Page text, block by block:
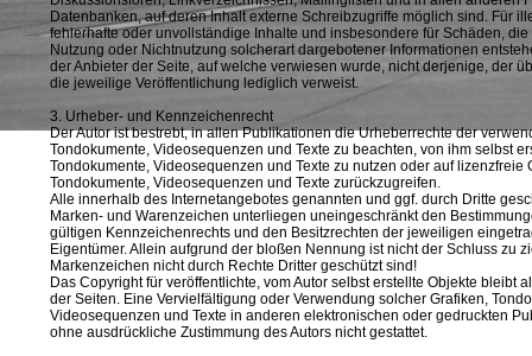
Datenbanken, auf deren Inhalt externe Schreibzugriffe möglich sind. Für
fehlerhafte oder unvollständige Inhalte und insbesondere für Schäden, die
Nutzung oder Nichtnutzung solcherart dargebotener Informationen
der Anbieter der Seite, auf welche verwiesen wurde, nicht derjenige, der
die jeweilige Veröffentlichung lediglich verweist.
3. Urheber- und Kennzeichenrecht
Der Autor ist bestrebt, in allen Publikationen die Urheberrechte der
Tondokumente, Videosequenzen und Texte zu beachten, von ihm selbst
Tondokumente, Videosequenzen und Texte zu nutzen oder auf lizenzfreie
Tondokumente, Videosequenzen und Texte zurückzugreifen.
Alle innerhalb des Internetangebotes genannten und ggf. durch Dritte
Marken- und Warenzeichen unterliegen uneingeschränkt den
gültigen Kennzeichenrechts und den Besitzrechten der jeweiligen
Eigentümer. Allein aufgrund der bloßen Nennung ist nicht der Schluss zu
Markenzeichen nicht durch Rechte Dritter geschützt sind!
Das Copyright für veröffentlichte, vom Autor selbst erstellte Objekte bleibt
der Seiten. Eine Vervielfältigung oder Verwendung solcher Grafiken,
Videosequenzen und Texte in anderen elektronischen oder gedruckten
ohne ausdrückliche Zustimmung des Autors nicht gestattet.